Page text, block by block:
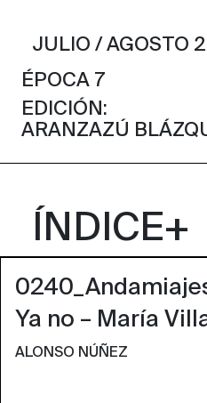
JULIO / AGOSTO
ÉPOCA 7
EDICIÓN:
ARANZAZÚ
Ya no – María
ALONSO NÚÑEZ